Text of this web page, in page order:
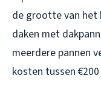
de grootte van het
daken met
meerdere pannen
kosten tussen €200